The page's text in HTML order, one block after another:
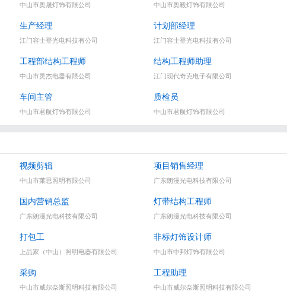
中山市奥晟灯饰有限公司 中山市奥毅灯饰有限公司
生产经理
江门容士登光电科技有公司
计划部经理
江门容士登光电科技有公司
工程部结构工程师
中山市灵杰电器有限公司
结构工程师助理
江门现代奇克电子有限公司
车间主管
中山市君航灯饰有限公司
质检员
中山市君航灯饰有限公司
视频剪辑
中山市莱思照明有限公司
项目销售经理
广东朗漫光电科技有限公司
国内营销总监
广东朗漫光电科技有限公司
灯带结构工程师
广东朗漫光电科技有限公司
打包工
上品家（中山）照明电器有限公司
非标灯饰设计师
中山市中邦灯饰有限公司
采购
中山市威尔奈斯照明科技有限公司
工程助理
中山市威尔奈斯照明科技有限公司